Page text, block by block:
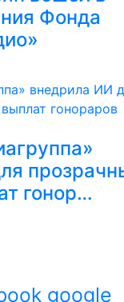
Фонда
гонор…
google